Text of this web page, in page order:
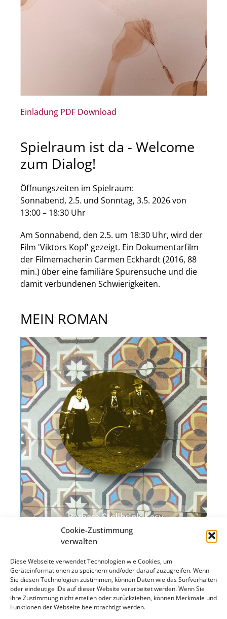
Cookie-Zustimmung
verwalten
Diese Webseite verwendet Technologien wie Cookies, um
Geräteinformationen zu speichern und/oder darauf zuzugreifen. Wenn
Sie diesen Technologien zustimmen, können Daten wie das Surfverhalten
oder eindeutige IDs auf dieser Website verarbeitet werden. Wenn Sie
Ihre Zustimmung nicht erteilen oder zurückziehen, können Merkmale und
Funktionen der Webseite beeinträchtigt werden.
Einladung PDF Download
Spielraum ist da - Welcome
zum Dialog!
Öffnungszeiten im Spielraum:
Sonnabend, 2.5. und Sonntag, 3.5. 2026 von
13:00 – 18:30 Uhr
Am Sonnabend, den 2.5. um 18:30 Uhr, wird der
Film 'Viktors Kopf' gezeigt. Ein Dokumentarfilm
der Filmemacherin Carmen Eckhardt (2016, 88
min.) über eine familiäre Spurensuche und die
damit verbundenen Schwierigkeiten.
MEIN ROMAN